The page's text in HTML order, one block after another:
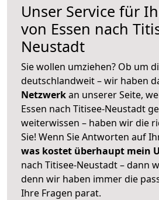
Unser Service für
von Essen nach
Neustadt
Sie wollen umziehen? Ob um
deutschlandweit – wir haben
Netzwerkan unserer Seite,
Essen nach Titisee-Neustadt
weiterwissen – haben wir die
Sie! Wenn Sie Antworten auf
was kostet überhaupt mein
nach Titisee-Neustadt – dann
denn wir haben immer die
Ihre Fragen parat.